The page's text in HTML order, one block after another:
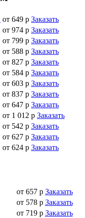
от 649 р Заказать
от 974 р Заказать
от 799 р Заказать
от 588 р Заказать
от 827 р Заказать
от 584 р Заказать
от 603 р Заказать
от 837 р Заказать
от 647 р Заказать
от 1 012 р Заказать
от 542 р Заказать
от 627 р Заказать
от 624 р Заказать
от 657 р Заказать
от 578 р Заказать
от 719 р Заказать